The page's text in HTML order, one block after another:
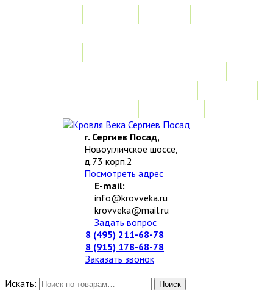
г. Сергиев Посад,
Новоугличское шоссе,
д.73 корп.2
Посмотреть адрес
E-mail:
info@krovveka.ru
krovveka@mail.ru
Задать вопрос
8 (495) 211-68-78
8 (915) 178-68-78
Заказать звонок
Искать:
Поиск